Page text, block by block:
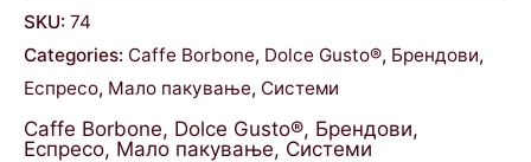
SKU: 74
Categories: Caffe Borbone, Dolce Gusto®, Брендови,
Еспресо, Мало пакување, Системи
Caffe Borbone, Dolce Gusto®, Брендови,
Еспресо, Мало пакување, Системи